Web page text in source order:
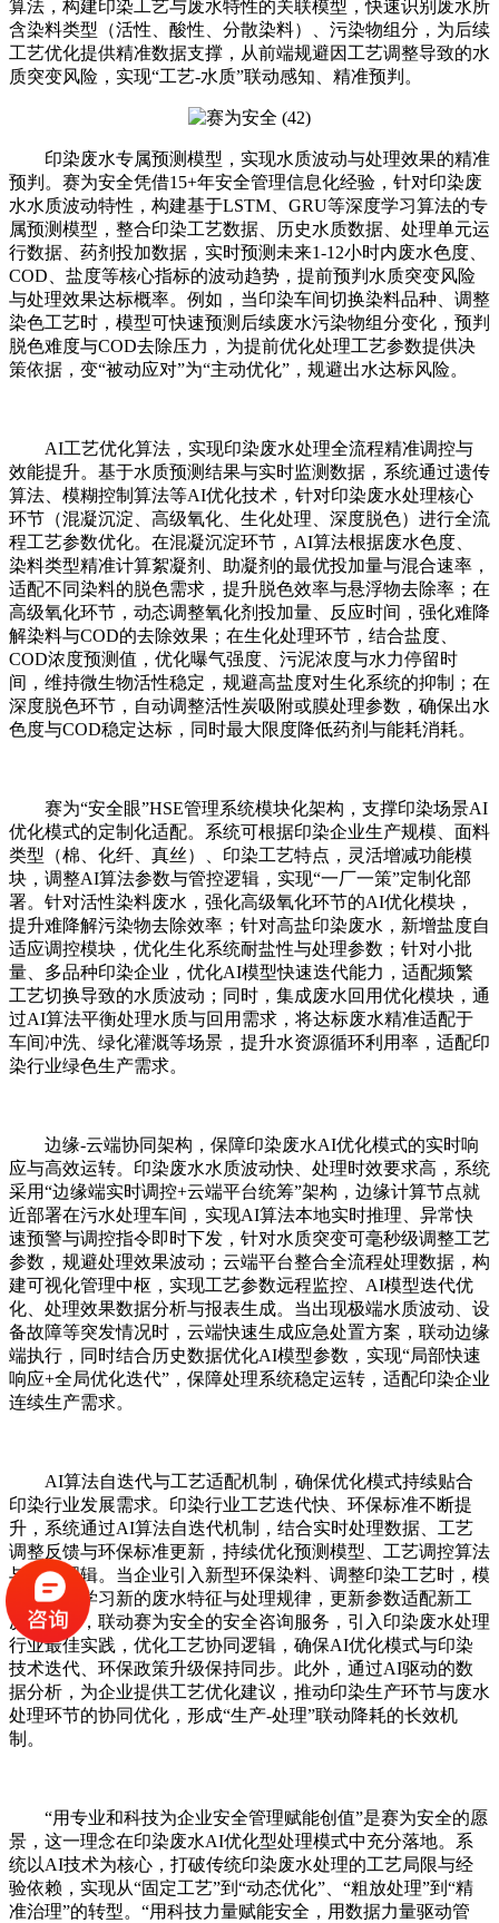
算法，构建印染工艺与废水特性的关联模型，快速识别废水所
含染料类型（活性、酸性、分散染料）、污染物组分，为后续
工艺优化提供精准数据支撑，从前端规避因工艺调整导致的水
质突变风险，实现“工艺-水质”联动感知、精准预判。
印染废水专属预测模型，实现水质波动与处理效果的精准
预判。赛为安全凭借15+年安全管理信息化经验，针对印染废
水水质波动特性，构建基于LSTM、GRU等深度学习算法的专
属预测模型，整合印染工艺数据、历史水质数据、处理单元运
行数据、药剂投加数据，实时预测未来1-12小时内废水色度、
COD、盐度等核心指标的波动趋势，提前预判水质突变风险
与处理效果达标概率。例如，当印染车间切换染料品种、调整
染色工艺时，模型可快速预测后续废水污染物组分变化，预判
脱色难度与COD去除压力，为提前优化处理工艺参数提供决
策依据，变“被动应对”为“主动优化”，规避出水达标风险。
AI工艺优化算法，实现印染废水处理全流程精准调控与
效能提升。基于水质预测结果与实时监测数据，系统通过遗传
算法、模糊控制算法等AI优化技术，针对印染废水处理核心
环节（混凝沉淀、高级氧化、生化处理、深度脱色）进行全流
程工艺参数优化。在混凝沉淀环节，AI算法根据废水色度、
染料类型精准计算絮凝剂、助凝剂的最优投加量与混合速率，
适配不同染料的脱色需求，提升脱色效率与悬浮物去除率；在
高级氧化环节，动态调整氧化剂投加量、反应时间，强化难降
解染料与COD的去除效果；在生化处理环节，结合盐度、
COD浓度预测值，优化曝气强度、污泥浓度与水力停留时
间，维持微生物活性稳定，规避高盐度对生化系统的抑制；在
深度脱色环节，自动调整活性炭吸附或膜处理参数，确保出水
色度与COD稳定达标，同时最大限度降低药剂与能耗消耗。
赛为“安全眼”HSE管理系统模块化架构，支撑印染场景AI
优化模式的定制化适配。系统可根据印染企业生产规模、面料
类型（棉、化纤、真丝）、印染工艺特点，灵活增减功能模
块，调整AI算法参数与管控逻辑，实现“一厂一策”定制化部
署。针对活性染料废水，强化高级氧化环节的AI优化模块，
提升难降解污染物去除效率；针对高盐印染废水，新增盐度自
适应调控模块，优化生化系统耐盐性与处理参数；针对小批
量、多品种印染企业，优化AI模型快速迭代能力，适配频繁
工艺切换导致的水质波动；同时，集成废水回用优化模块，通
过AI算法平衡处理水质与回用需求，将达标废水精准适配于
车间冲洗、绿化灌溉等场景，提升水资源循环利用率，适配印
染行业绿色生产需求。
边缘-云端协同架构，保障印染废水AI优化模式的实时响
应与高效运转。印染废水水质波动快、处理时效要求高，系统
采用“边缘端实时调控+云端平台统筹”架构，边缘计算节点就
近部署在污水处理车间，实现AI算法本地实时推理、异常快
速预警与调控指令即时下发，针对水质突变可毫秒级调整工艺
参数，规避处理效果波动；云端平台整合全流程处理数据，构
建可视化管理中枢，实现工艺参数远程监控、AI模型迭代优
化、处理效果数据分析与报表生成。当出现极端水质波动、设
备故障等突发情况时，云端快速生成应急处置方案，联动边缘
端执行，同时结合历史数据优化AI模型参数，实现“局部快速
响应+全局优化迭代”，保障处理系统稳定运转，适配印染企业
连续生产需求。
AI算法自迭代与工艺适配机制，确保优化模式持续贴合
印染行业发展需求。印染行业工艺迭代快、环保标准不断提
升，系统通过AI算法自迭代机制，结合实时处理数据、工艺
调整反馈与环保标准更新，持续优化预测模型、工艺调控算法
与管控逻辑。当企业引入新型环保染料、调整印染工艺时，模
型可自动学习新的废水特征与处理规律，更新参数适配新工
况；同时，联动赛为安全的安全咨询服务，引入印染废水处理
行业最佳实践，优化工艺协同逻辑，确保AI优化模式与印染
技术迭代、环保政策升级保持同步。此外，通过AI驱动的数
据分析，为企业提供工艺优化建议，推动印染生产环节与废水
处理环节的协同优化，形成“生产-处理”联动降耗的长效机
制。
“用专业和科技为企业安全管理赋能创值”是赛为安全的愿
景，这一理念在印染废水AI优化型处理模式中充分落地。系
统以AI技术为核心，打破传统印染废水处理的工艺局限与经
验依赖，实现从“固定工艺”到“动态优化”、“粗放处理”到“精
准治理”的转型。“用科技力量赋能安全，用数据力量驱动管